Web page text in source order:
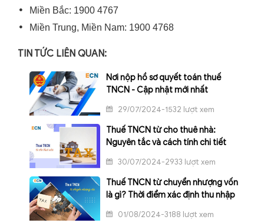
Miền Bắc: 1900 4767
Miền Trung, Miền Nam: 1900 4768
TIN TỨC LIÊN QUAN:
Nơi nộp hồ sơ quyết toán thuế
TNCN - Cập nhật mới nhất
29/07/2024-1532 lượt xem
Thuế TNCN từ cho thuê nhà:
Nguyên tắc và cách tính chi tiết
30/07/2024-2933 lượt xem
Thuế TNCN từ chuyển nhượng vốn
là gì? Thời điểm xác định thu nhập
01/08/2024-3188 lượt xem